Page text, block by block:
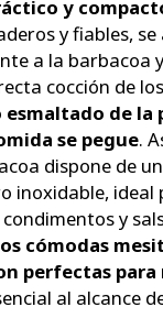
y
y fiables,
a la barbacoa
cocción de
esmaltado de la
se pegue.
dispone de
inoxidable,
y
cómodas
perfectas
al alcance